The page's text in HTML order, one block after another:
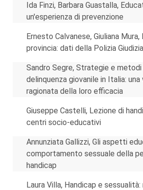
Ida Finzi, Barbara Guastalla,
un'esperienza di prevenzione
Ernesto Calvanese, Giuliana
provincia: dati della Polizia
Sandro Segre, Strategie e
delinquenza giovanile in Italia:
ragionata della loro efficacia
Giuseppe Castelli, Lezione di
centri socio-educativi
Annunziata Gallizzi, Gli aspetti
comportamento sessuale della
handicap
Laura Villa, Handicap e